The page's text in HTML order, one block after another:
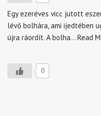
Egy ezeréves vicc jutott
lévő bolhára, ami ijedtében
újra ráordít. A bolha… Read
0